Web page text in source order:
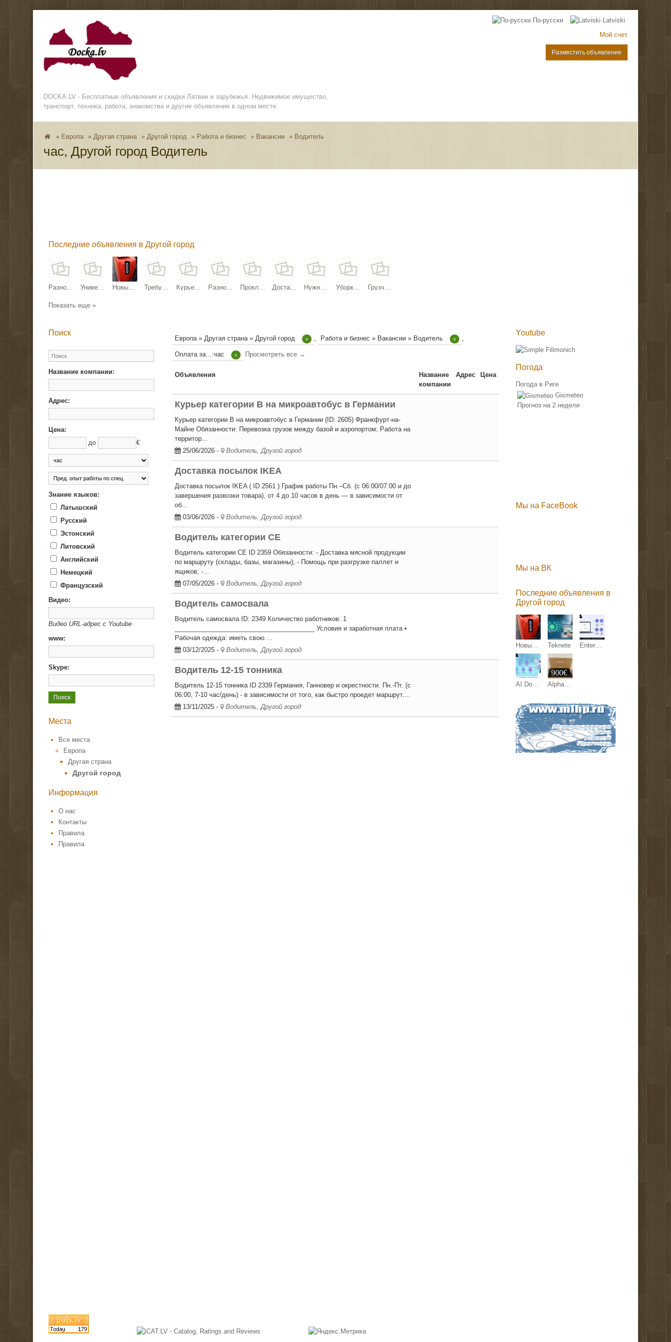
DOCKA.LV - Бесплатные объявления и скидки Латвии и зарубежья. Недвижимое имущество,
транспорт, техника, работа, знакомства и другие объявления в одном месте.
По-русски
Latviski
Мой счет
Разместить объявление
» Европа »Другая страна »Другой город » Работа и бизнес » Вакансии » Водитель
час, Другой город Водитель
Последние объявления в Другой город
Разнорабочие на стройку Универсал по внутренним работам Новый мини-экскаватор QL-18 ECO, 1,8 т — цена договорная Требуется курьер в Германию Курьер категории B на микроавтобус в Германии Разнорабочие на стройку в Германии (Ганновер) Прокладка кабеля / укладка брусчатки в Германии Доставка посылок IKEA Нужны гипсокартонщики Уборка номеров в отеле Грузчик на склад
Показать еще »
Поиск
Название компании:
Адрес:
Цена:
до
€
Знание языков:
Латышский
Русский
Эстонский
Литовский
Английский
Немецкий
Французский
Видео:
Видео URL-адрес с Youtube
www:
Skype:
Места
Все места
Европа
Другая страна
Другой город
Информация
О нас
Контакты
Правила
Правила
Европа » Другая страна » Другой город x , Работа и бизнес » Вакансии » Водитель x ,
Оплата за...:час x Просмотреть все →
Объявления
Название
компании
Адрес Цена
Курьер категории B на микроавтобус в Германии
Курьер категории B на микроавтобус в Германии (ID: 2605) Франкфурт-на-
Майне Обязанности: Перевозка грузов между базой и аэропортом; Работа на
территор...
25/06/2026- Водитель, Другой город
Доставка посылок IKEA
Доставка посылок IKEA ( ID 2561 ) График работы Пн.–Сб. (с 06:00/07:00 и до
завершения развозки товара), от 4 до 10 часов в день — в зависимости от
об...
03/06/2026- Водитель, Другой город
Водитель категории СЕ
Водитель категории СЕ ID 2359 Обязанности: - Доставка мясной продукции
по маршруту (склады, базы, магазины); - Помощь при разгрузке паллет и
ящиков; -...
07/05/2026- Водитель, Другой город
Водитель самосвала
Водитель самосвала ID: 2349 Количество работников: 1
________________________________________ Условия и заработная плата •
Рабочая одежда: иметь свою....
03/12/2025- Водитель, Другой город
Водитель 12-15 тонника
Водитель 12-15 тонника ID 2339 Германия, Ганновер и окрестности. Пн.-Пт. (с
06:00, 7-10 час/день) - в зависимости от того, как быстро проедет маршрут....
13/11/2025- Водитель, Другой город
Youtube
Погода
Погода в Риге
Gismeteo
Прогноз на 2 недели
Мы на FaceBook
Мы на ВК
Последние объявления в
Другой город
Новый мини-экскаватор QL-18 ECO, 1,8 т — цена договорная Teknete Enterprise Document Extraction Tool: Teknete
AI Document Processing Europe: Teknete AlphaTheta XDJ-AZ, AlphaTheta OMNIS-DUO, Pioneer DJ OPUS-QUAD, Pioneer DJ XDJ-RX3, Pioneer XDJ-XZ
900€